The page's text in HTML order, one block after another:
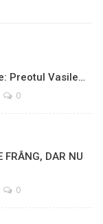
Preotul Vasile…
0
DAR NU
0